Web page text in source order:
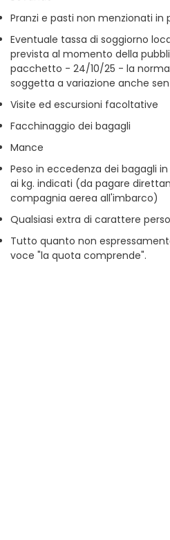
Pranzi e pasti non menzionati in
Eventuale tassa di soggiorno
prevista al momento della
pacchetto - 24/10/25 - la
soggetta a variazione anche
Visite ed escursioni facoltative
Facchinaggio dei bagagli
Mance
Peso in eccedenza dei bagagli
ai kg. indicati (da pagare
compagnia aerea all'imbarco)
Qualsiasi extra di carattere
Tutto quanto non
voce "la quota comprende".